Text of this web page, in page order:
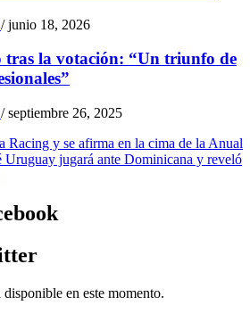
/ junio 18, 2026
tras la votación: “Un triunfo de
/ septiembre 26, 2025
Racing y se afirma en la cima de la Anual
jugará ante Dominicana y reveló
en este momento.